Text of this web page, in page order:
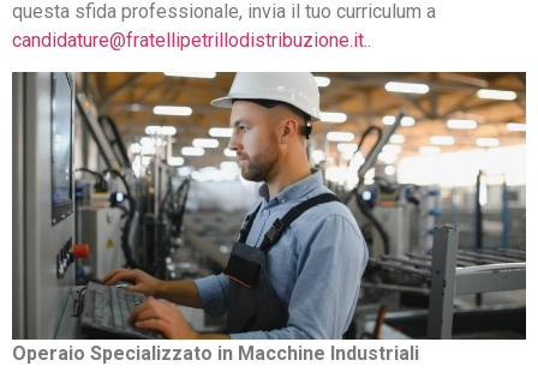
questa sfida professionale, invia il tuo curriculum a
candidature@fratellipetrillodistribuzione.it..
Operaio Specializzato in Macchine Industriali